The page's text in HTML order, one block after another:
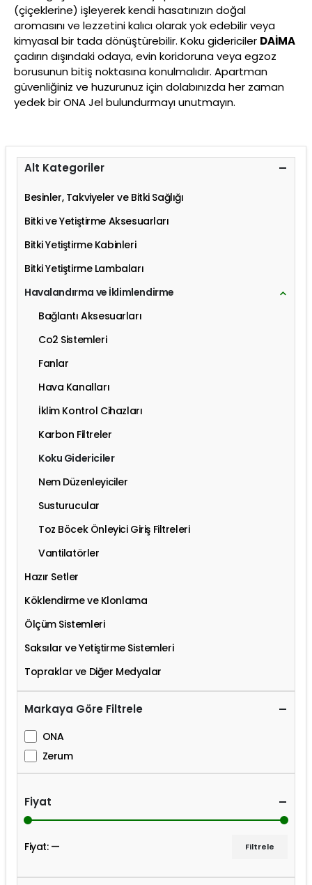
(çiçeklerine) işleyerek kendi hasatınızın doğal
aromasını ve lezzetini kalıcı olarak yok edebilir veya
kimyasal bir tada dönüştürebilir. Koku gidericiler DAİMA
çadırın dışındaki odaya, evin koridoruna veya egzoz
borusunun bitiş noktasına konulmalıdır. Apartman
güvenliğiniz ve huzurunuz için dolabınızda her zaman
yedek bir ONA Jel bulundurmayı unutmayın.
Alt Kategoriler
Besinler, Takviyeler ve Bitki Sağlığı
Bitki ve Yetiştirme Aksesuarları
Bitki Yetiştirme Kabinleri
Bitki Yetiştirme Lambaları
Havalandırma ve İklimlendirme
Bağlantı Aksesuarları
Co2 Sistemleri
Fanlar
Hava Kanalları
İklim Kontrol Cihazları
Karbon Filtreler
Koku Gidericiler
Nem Düzenleyiciler
Susturucular
Toz Böcek Önleyici Giriş Filtreleri
Vantilatörler
Hazır Setler
Köklendirme ve Klonlama
Ölçüm Sistemleri
Saksılar ve Yetiştirme Sistemleri
Topraklar ve Diğer Medyalar
Markaya Göre Filtrele
ONA
Zerum
Fiyat
Filtrele
Fiyat: —